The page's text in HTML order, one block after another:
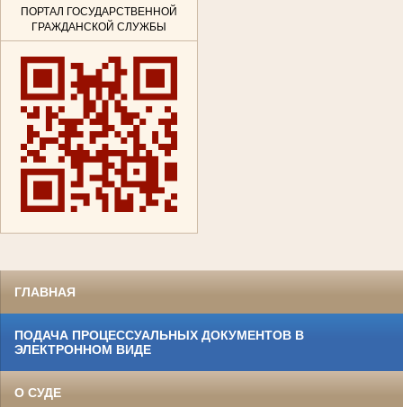
ПОРТАЛ ГОСУДАРСТВЕННОЙ
ГРАЖДАНСКОЙ СЛУЖБЫ
ГЛАВНАЯ
ПОДАЧА ПРОЦЕССУАЛЬНЫХ ДОКУМЕНТОВ В
ЭЛЕКТРОННОМ ВИДЕ
О СУДЕ